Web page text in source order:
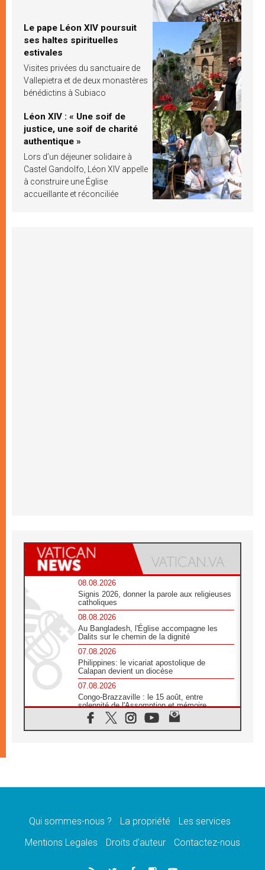
Le pape Léon XIV poursuit
ses haltes spirituelles
estivales
Visites privées du sanctuaire de
Vallepietra et de deux monastères
bénédictins à Subiaco
Léon XIV : « Une soif de
justice, une soif de charité
authentique »
Lors d’un déjeuner solidaire à
Castel Gandolfo, Léon XIV appelle
à construire une Église
accueillante et réconciliée
08.08.2026
Signis 2026, donner la parole aux religieuses
catholiques
08.08.2026
Au Bangladesh, l'Église accompagne les
Dalits sur le chemin de la dignité
07.08.2026
Philippines: le vicariat apostolique de
Calapan devient un diocèse
07.08.2026
Congo-Brazzaville : le 15 août, entre
solennité de l'Assomption et mémoire
nationale
07.08.2026
Pape en France dévoilé
1ère Conférence continentale sur l'éducation
07.08.2026
Qui sommes-nous ? La propriété
Les services
Mentions Legales
Droits d’auteur Contactez-nous